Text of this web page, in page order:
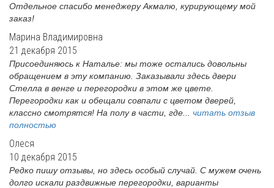
Отдельное спасибо менеджеру Акмалю, курирующему мой
заказ!
Марина Владимировна
21 декабря 2015
Присоединяюсь к Наталье: мы тоже остались довольны
обращением в эту компанию. Заказывали здесь двери
Стелла в венге и перегородки в этом же цвете.
Перегородки как и обещали совпали с цветом дверей,
классно смотрятся! На полу в части, где... читать отзыв
полностью
Олеся
10 декабря 2015
Редко пишу отзывы, но здесь особый случай. С мужем очень
долго искали раздвижные перегородки, варианты